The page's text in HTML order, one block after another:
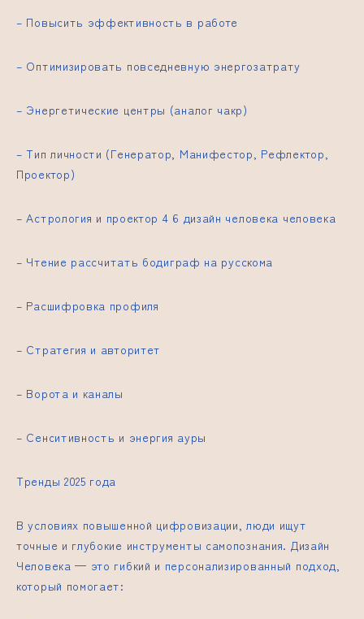
– Повысить эффективность в работе
– Оптимизировать повседневную энергозатрату
– Энергетические центры (аналог чакр)
– Тип личности (Генератор, Манифестор, Рефлектор,
Проектор)
– Астрология и проектор 4 6 дизайн человека человека
– Чтение рассчитать бодиграф на русскома
– Расшифровка профиля
– Стратегия и авторитет
– Ворота и каналы
– Сенситивность и энергия ауры
Тренды 2025 года
В условиях повышенной цифровизации, люди ищут
точные и глубокие инструменты самопознания. Дизайн
Человека — это гибкий и персонализированный подход,
который помогает: